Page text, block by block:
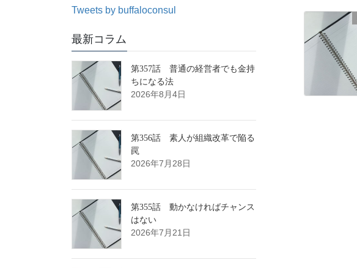
Tweets by buffaloconsul
最新コラム
第357話 普通の経営者でも金持
ちになる法
2026年8月4日
第356話 素人が組織改革で陥る
罠
2026年7月28日
第355話 動かなければチャンス
はない
2026年7月21日